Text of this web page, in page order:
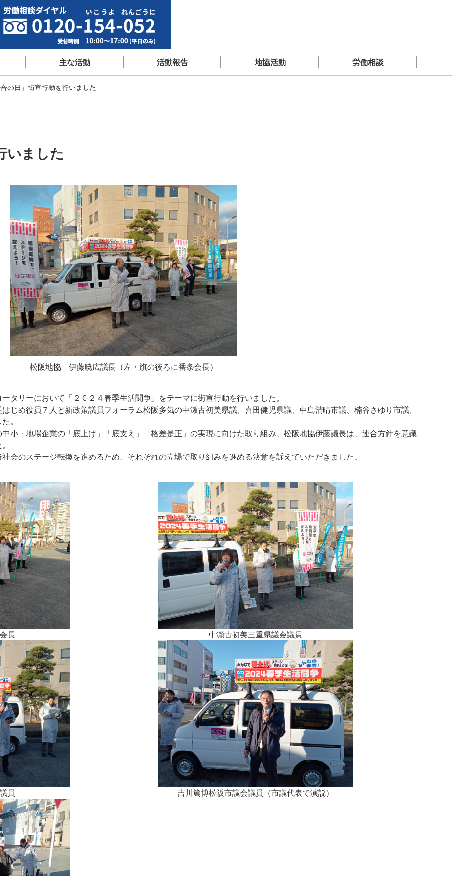
主な活動 活動報告 地協活動 労働相談
合の日」街宣行動を行いました
いました
松阪地協 伊藤暁広議長（左・旗の後ろに番条会長）
タリーにおいて「２０２４春季生活闘争」をテーマに街宣行動を行いました。
じめ役員７人と新政策議員フォーラム松阪多気の中瀬古初美県議、喜田健児県議、中島清晴市議、楠谷さゆり市議、
。
小・地場企業の「底上げ」「底支え」「格差是正」の実現に向けた取り組み、松阪地協伊藤議長は、連合方針を意識
会のステージ転換を進めるため、それぞれの立場で取り組みを進める決意を訴えていただきました。
長 中瀬古初美三重県議会議員
員 吉川篤博松阪市議会議員（市議代表で演説）